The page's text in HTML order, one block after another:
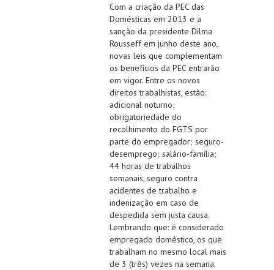
Com a criação da PEC das
Domésticas em 2013 e a
sanção da presidente Dilma
Rousseff em junho deste ano,
novas leis que complementam
os benefícios da PEC entrarão
em vigor. Entre os novos
direitos trabalhistas, estão:
adicional noturno;
obrigatoriedade do
recolhimento do FGTS por
parte do empregador; seguro-
desemprego; salário-família;
44 horas de trabalhos
semanais, seguro contra
acidentes de trabalho e
indenização em caso de
despedida sem justa causa.
Lembrando que: é considerado
empregado doméstico, os que
trabalham no mesmo local mais
de 3 (três) vezes na semana.